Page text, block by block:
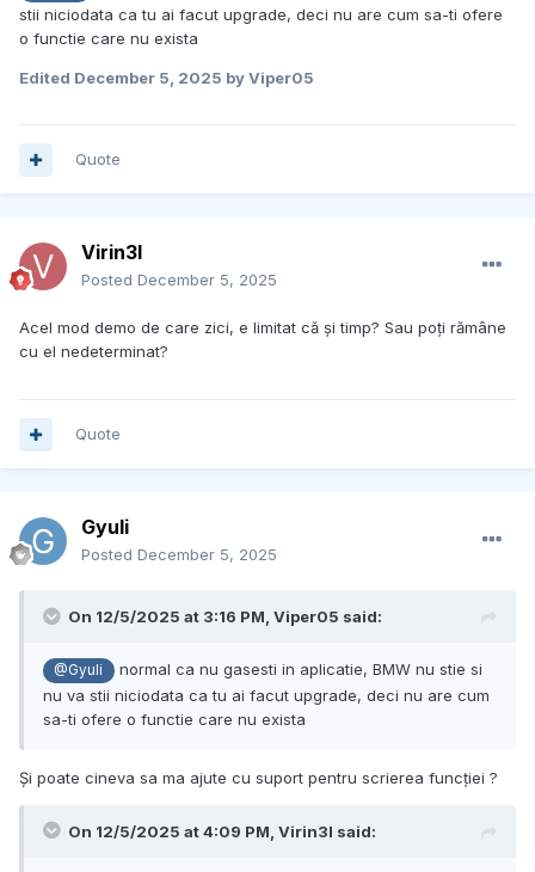
stii niciodata ca tu ai facut upgrade, deci nu are cum sa-ti ofere
o functie care nu exista
Edited December 5, 2025 by Viper05
Quote
Virin3l
Posted December 5, 2025
Acel mod demo de care zici, e limitat că și timp? Sau poți rămâne
cu el nedeterminat?
Quote
Gyuli
Posted December 5, 2025
On 12/5/2025 at 3:16 PM, Viper05 said:
@Gyuli
normal ca nu gasesti in aplicatie, BMW nu stie si
nu va stii niciodata ca tu ai facut upgrade, deci nu are cum
sa-ti ofere o functie care nu exista
Și poate cineva sa ma ajute cu suport pentru scrierea funcției ?
On 12/5/2025 at 4:09 PM, Virin3l said: